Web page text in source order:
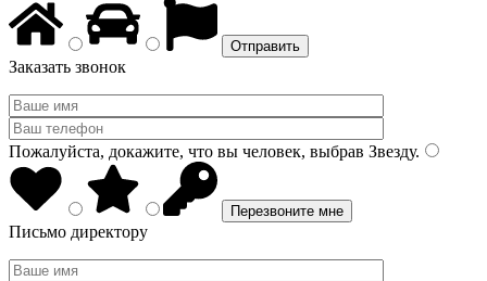
Заказать звонок
Пожалуйста, докажите, что вы человек, выбрав Звезду.
Письмо директору